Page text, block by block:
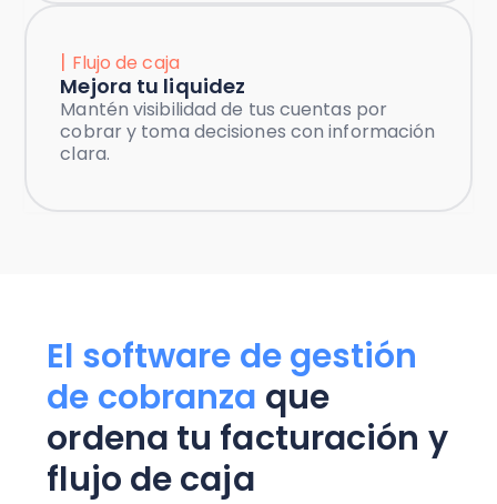
| Flujo de caja
Mejora tu liquidez
Mantén visibilidad de tus cuentas por
cobrar y toma decisiones con información
clara.
El software de gestión
de cobranza que
ordena tu facturación y
flujo de caja